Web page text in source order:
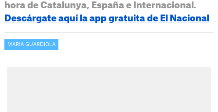
hora de Catalunya, España e Internacional.
Descárgate aquí la app gratuita de El Nacional
MARIA GUARDIOLA